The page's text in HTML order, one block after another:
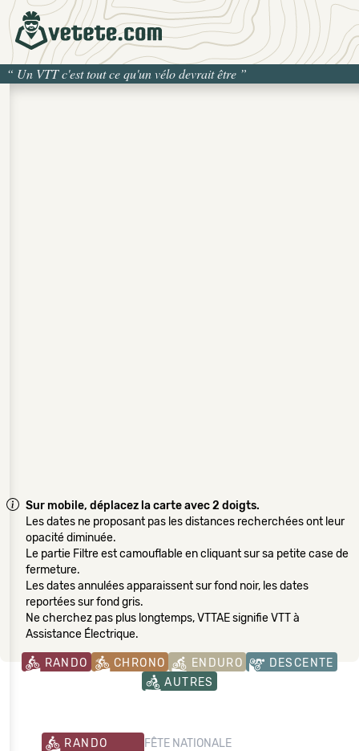
“ Un VTT c'est tout ce qu'un vélo devrait être ”
Sur mobile, déplacez la carte avec 2 doigts.
Les dates ne proposant pas les distances recherchées ont leur
opacité diminuée.
Le partie Filtre est camouflable en cliquant sur sa petite case de
fermeture.
Les dates annulées apparaissent sur fond noir, les dates
reportées sur fond gris.
Ne cherchez pas plus longtemps, VTTAE signifie VTT à
Assistance Électrique.
RANDO CHRONO ENDURO
DESCENTE
AUTRES
RANDO FÊTE NATIONALE